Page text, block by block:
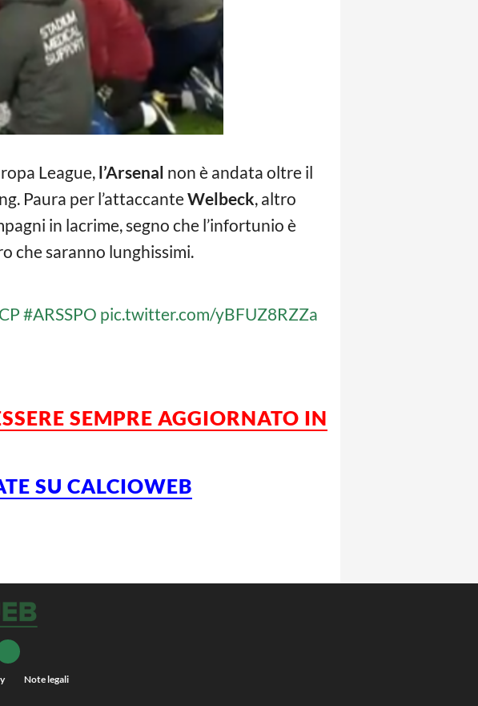
League, l’Arsenal non è andata oltre il
Paura per l’attaccanteWelbeck, altro
in lacrime, segno che l’infortunio è
che saranno lunghissimi.
#ARSSPO pic.twitter.com/yBFUZ8RZZa
SEMPRE AGGIORNATO IN
SU CALCIOWEB
Note legali